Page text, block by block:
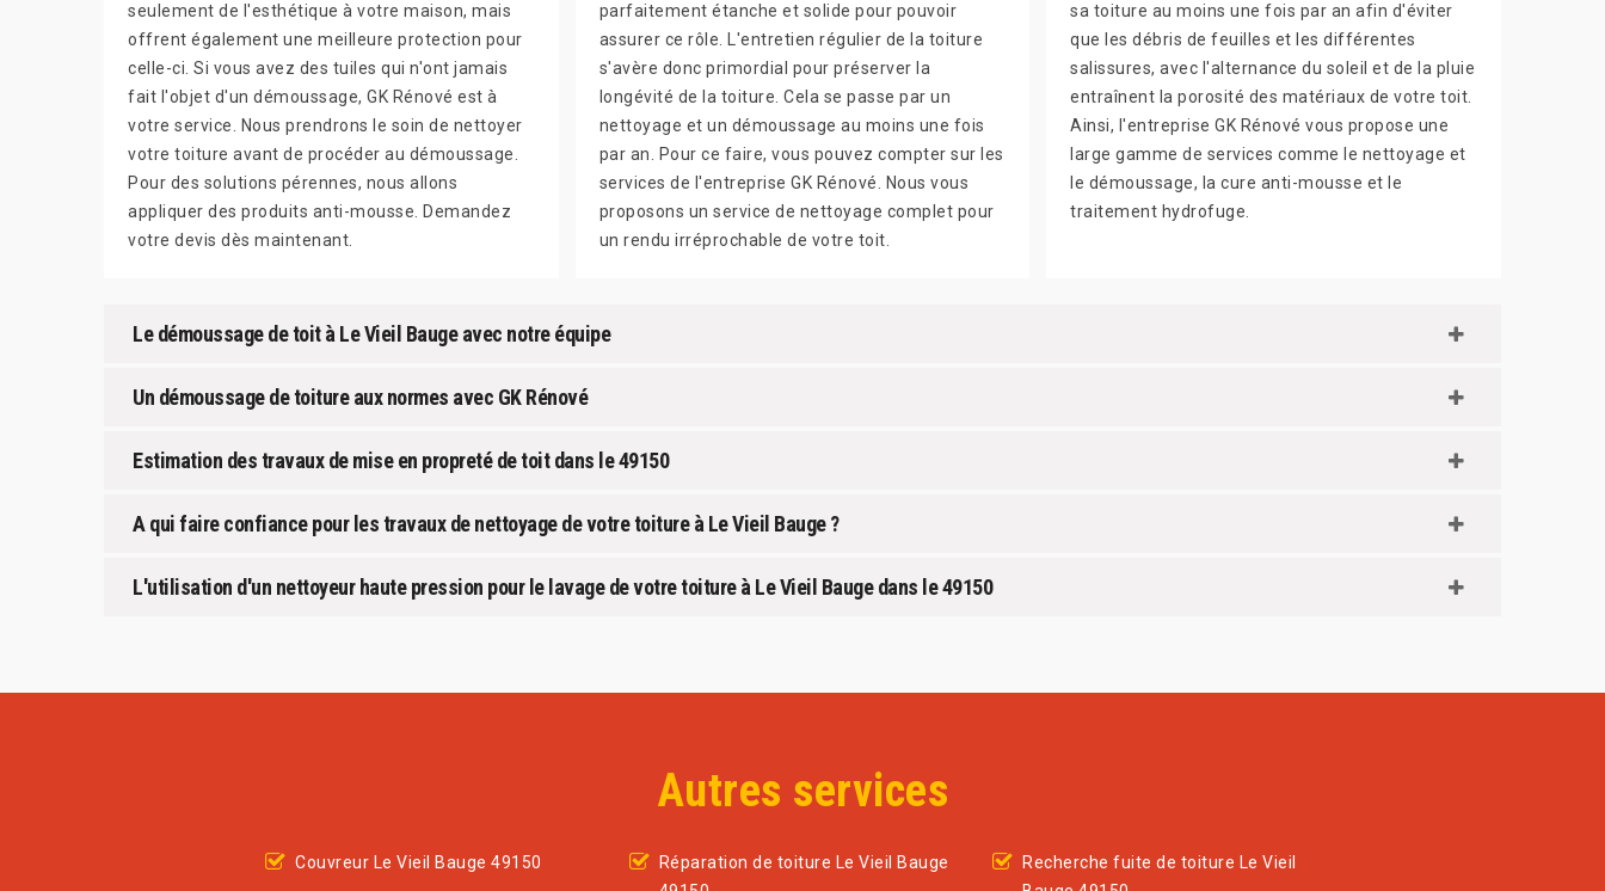
seulement de l'esthétique à votre maison, mais
offrent également une meilleure protection pour
celle-ci. Si vous avez des tuiles qui n'ont jamais
fait l'objet d'un démoussage, GK Rénové est à
votre service. Nous prendrons le soin de nettoyer
votre toiture avant de procéder au démoussage.
Pour des solutions pérennes, nous allons
appliquer des produits anti-mousse. Demandez
votre devis dès maintenant.
parfaitement étanche et solide pour pouvoir
assurer ce rôle. L'entretien régulier de la toiture
s'avère donc primordial pour préserver la
longévité de la toiture. Cela se passe par un
nettoyage et un démoussage au moins une fois
par an. Pour ce faire, vous pouvez compter sur les
services de l'entreprise GK Rénové. Nous vous
proposons un service de nettoyage complet pour
un rendu irréprochable de votre toit.
sa toiture au moins une fois par an afin d'éviter
que les débris de feuilles et les différentes
salissures, avec l'alternance du soleil et de la pluie
entraînent la porosité des matériaux de votre toit.
Ainsi, l'entreprise GK Rénové vous propose une
large gamme de services comme le nettoyage et
le démoussage, la cure anti-mousse et le
traitement hydrofuge.
Le démoussage de toit à Le Vieil Bauge avec notre équipe
Un démoussage de toiture aux normes avec GK Rénové
Estimation des travaux de mise en propreté de toit dans le 49150
A qui faire confiance pour les travaux de nettoyage de votre toiture à Le Vieil Bauge ?
L'utilisation d'un nettoyeur haute pression pour le lavage de votre toiture à Le Vieil Bauge dans le 49150
Autres services
Couvreur Le Vieil Bauge 49150
Réparation de toiture Le Vieil Bauge
Recherche fuite de toiture Le Vieil